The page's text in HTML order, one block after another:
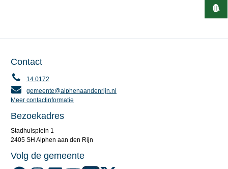
Contact
14 0172
gemeente@alphenaandenrijn.nl
Meer contactinformatie
Bezoekadres
Stadhuisplein 1
2405 SH Alphen aan den Rijn
Volg de gemeente